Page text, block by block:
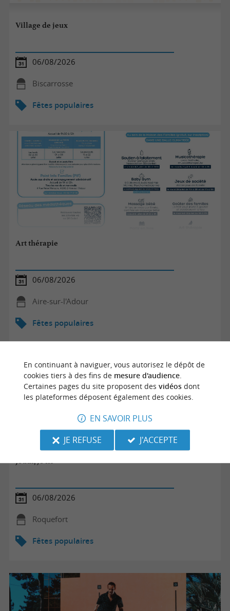
Village de jeux
06/08/2026
Biscarrosse
Fêtes populaires
Art thérapie
06/08/2026
Aire-sur-l'Adour
Fêtes populaires
Jeudi, je lis
06/08/2026
Roquefort
Fêtes populaires
En continuant à naviguer, vous autorisez le dépôt de
cookies tiers à des fins de mesure d'audience.
Certaines pages du site proposent des vidéosdont
les plateformes déposent également des cookies.
EN SAVOIR PLUS
JE REFUSE
J'ACCEPTE